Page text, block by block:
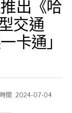
出《哈
交通
卡通」
間 2024-07-04